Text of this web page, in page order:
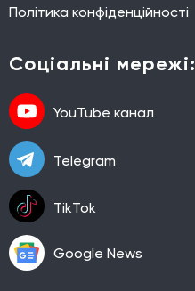
Політика конфіденційності
Соціальні мережі:
YouTube канал
Telegram
TikTok
Google News